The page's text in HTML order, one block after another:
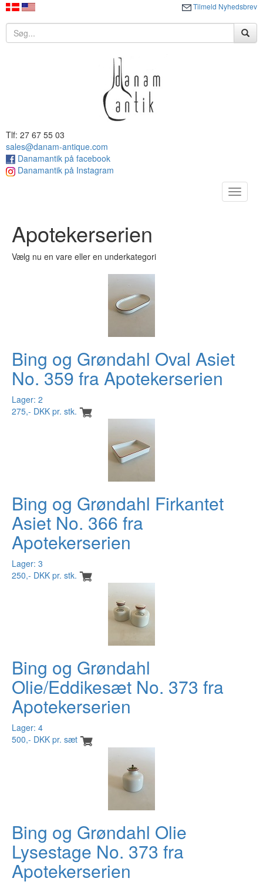
Tilmeld Nyhedsbrev
Tlf: 27 67 55 03
sales@danam-antique.com
Danamantik på facebook
Danamantik på Instagram
Toggle
Apotekerserien
Vælg nu en vare eller en underkategori
Bing og Grøndahl Oval Asiet
No. 359 fra Apotekerserien
Lager: 2
275,- DKK pr. stk.
Bing og Grøndahl Firkantet
Asiet No. 366 fra
Apotekerserien
Lager: 3
250,- DKK pr. stk.
Bing og Grøndahl
Olie/Eddikesæt No. 373 fra
Apotekerserien
Lager: 4
500,- DKK pr. sæt
Bing og Grøndahl Olie
Lysestage No. 373 fra
Apotekerserien